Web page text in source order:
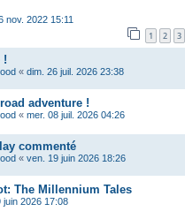
nov. 2022 15:11
1 2 3
!
« dim. 26 juil. 2026 23:38
adventure !
« mer. 08 juil. 2026 04:26
commenté
« ven. 19 juin 2026 18:26
The Millennium Tales
juin 2026 17:08